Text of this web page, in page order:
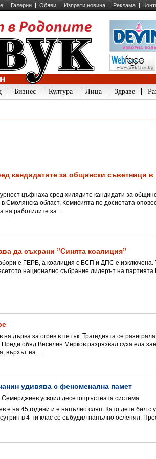
Галерии Обяви Изпрати новина Реклама
Бизнес Култура Лица Здраве
кандидатите за общински съветници в
цъфнаха сред хилядите кандидати за
Смолянска област. Комисията по досиетата
на работилите за…
да съхрани ”Синята коалиция”
е ГЕРБ, а коалиция с БСП и ДПС е изключена.
национално събрание лидерът на партията
дърва за огрев в петък. Трагедията се
обяд Веселин Мерков разрязвал суха ела
върхът на…
удивява с феноменална памет
усвоил десетопръстната система
е на 45 години и е напълно сляп. Като дете бил с
в 4-ти клас се събудил напълно ослепял.